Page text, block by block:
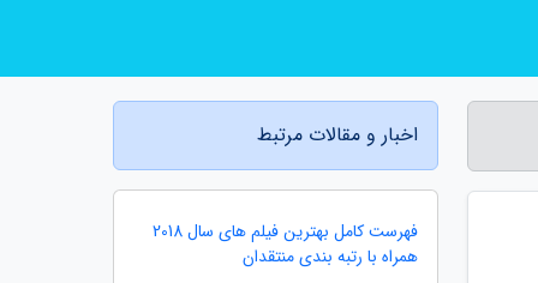
اخبار و مقالات مرتبط
فهرست کامل بهترین فیلم های سال 2018
همراه با رتبه بندی منتقدان